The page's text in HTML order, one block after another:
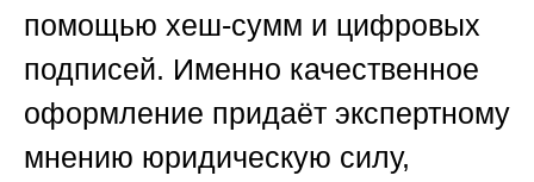
помощью хеш-сумм и цифровых
подписей. Именно качественное
оформление придаёт экспертному
мнению юридическую силу,